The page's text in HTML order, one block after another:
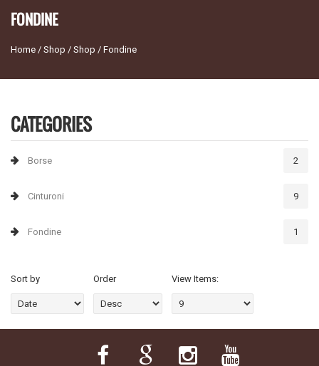
FONDINE
Home / Shop / Shop / Fondine
CATEGORIES
Borse 2
Cinturoni 9
Fondine 1
Sort by Order View Items: